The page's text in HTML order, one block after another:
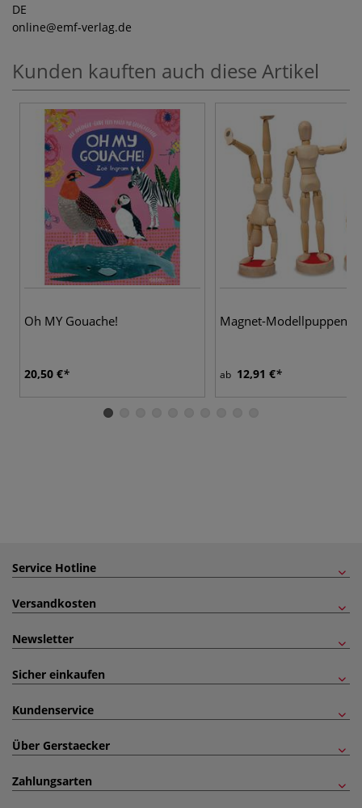
DE
online@emf-verlag.de
Kunden kauften auch diese Artikel
Oh MY Gouache!
20,50 €
Magnet-Modellpuppen
ab 12,91 €
Service Hotline
Versandkosten
Newsletter
Sicher einkaufen
Kundenservice
Über Gerstaecker
Zahlungsarten